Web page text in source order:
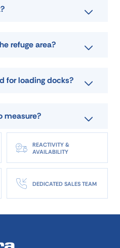
refuge area?
for loading docks?
measure?
REACTIVITY &
AVAILABILITY
DEDICATED SALES TEAM